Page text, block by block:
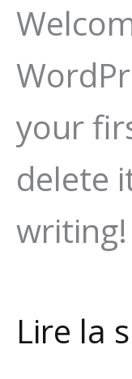
your
delete
writing!
Hello
Lire la